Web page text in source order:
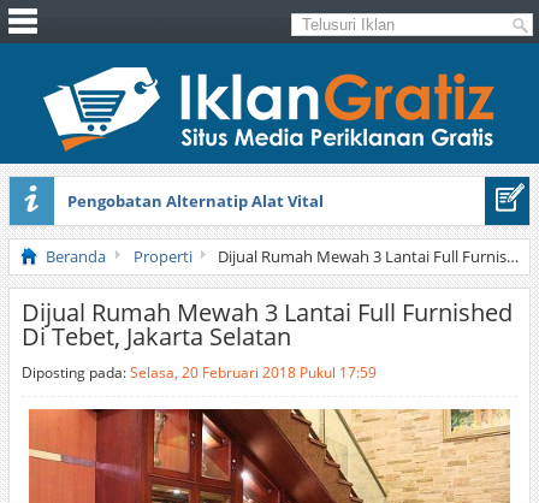
Pengobatan Alternatip Alat Vital
Pita Cantik Pesona
Beranda Properti Dijual Rumah Mewah 3 Lantai Full Furnished Di Tebet, Jakarta Selatan
Dijual Rumah Mewah 3 Lantai Full Furnished
Di Tebet, Jakarta Selatan
Diposting pada:Selasa, 20 Februari 2018 Pukul 17:59